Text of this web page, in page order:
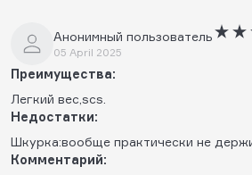
Анонимный пользователь
05 April 2025
Преимущества:
Легкий вес,scs.
Недостатки:
Шкурка:вообще практически не
Комментарий: